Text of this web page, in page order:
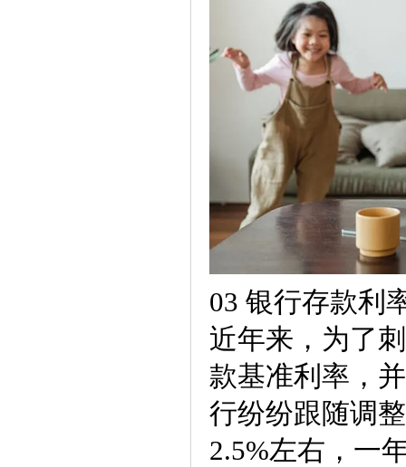
03 银行存款利
近年来，为了
款基准利率，
行纷纷跟随调
2.5%左右，一